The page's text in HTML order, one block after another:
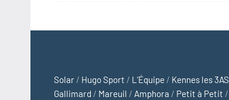
Solar / Hugo Sport / L’Équipe / Kennes les 3AS
Gallimard / Mareuil / Amphora / Petit à Petit /